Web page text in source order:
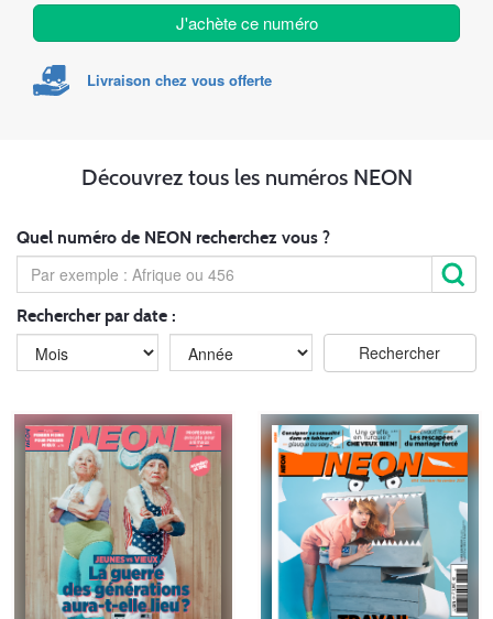
J'achète ce numéro
Livraison chez vous offerte
Découvrez tous les numéros NEON
Quel numéro de NEON recherchez vous ?
Rechercher par date :